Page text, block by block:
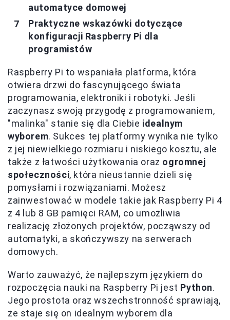
automatyce domowej
Praktyczne wskazówki dotyczące
konfiguracji Raspberry Pi dla
programistów
Raspberry Pi to wspaniała platforma, która
otwiera drzwi do fascynującego świata
programowania, elektroniki i robotyki. Jeśli
zaczynasz swoją przygodę z programowaniem,
"malinka" stanie się dla Ciebie idealnym
wyborem. Sukces tej platformy wynika nie tylko
z jej niewielkiego rozmiaru i niskiego kosztu, ale
także z łatwości użytkowania oraz ogromnej
społeczności, która nieustannie dzieli się
pomysłami i rozwiązaniami. Możesz
zainwestować w modele takie jak Raspberry Pi 4
z 4 lub 8 GB pamięci RAM, co umożliwia
realizację złożonych projektów, począwszy od
automatyki, a skończywszy na serwerach
domowych.
Warto zauważyć, że najlepszym językiem do
rozpoczęcia nauki na Raspberry Pi jest Python.
Jego prostota oraz wszechstronność sprawiają,
że staje się on idealnym wyborem dla